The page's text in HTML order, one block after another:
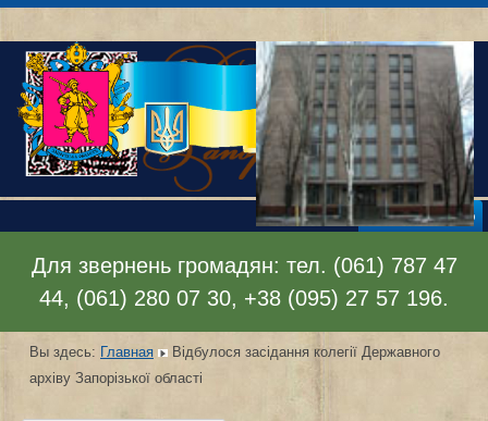
Раскрыть меню
Для звернень громадян: тел. (061) 787 47
44, (061) 280 07 30, +38 (095) 27 57 196.
Вы здесь: Главная
Відбулося засідання колегії Державного
архіву Запорізької області